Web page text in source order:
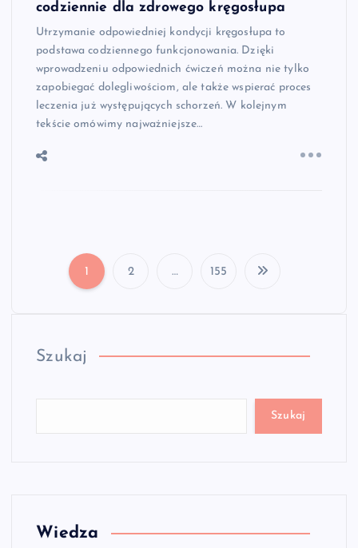
codziennie dla zdrowego kręgosłupa
Utrzymanie odpowiedniej kondycji kręgosłupa to
podstawa codziennego funkcjonowania. Dzięki
wprowadzeniu odpowiednich ćwiczeń można nie tylko
zapobiegać dolegliwościom, ale także wspierać proces
leczenia już występujących schorzeń. W kolejnym
tekście omówimy najważniejsze…
r
1 2 … 155
Szukaj
Szukaj
Wiedza